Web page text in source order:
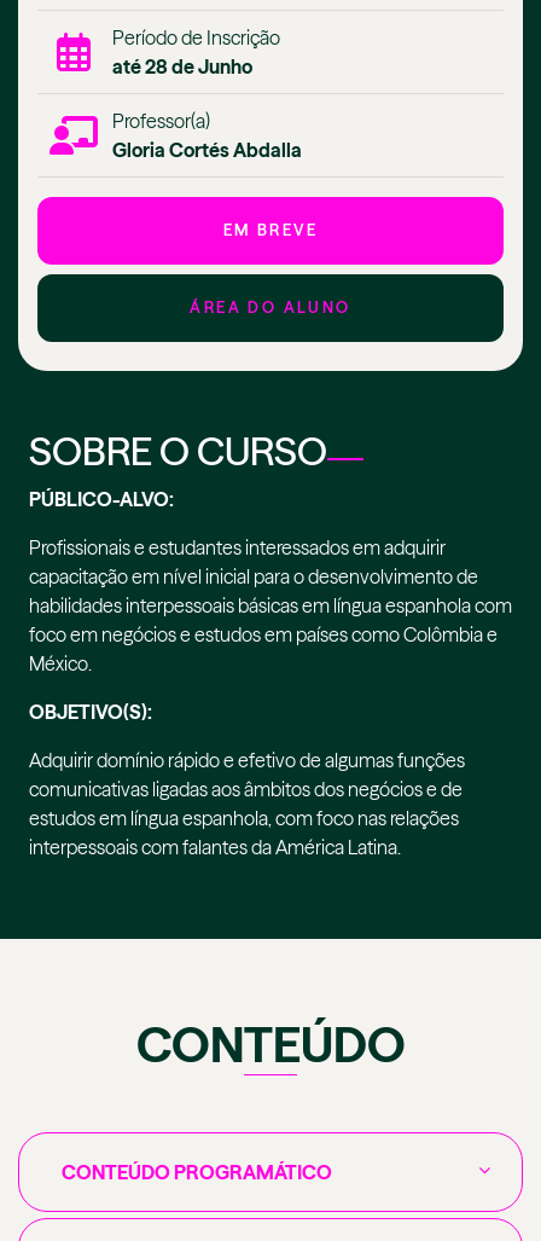
Período de Inscrição
até 28 de Junho
Professor(a)
Gloria Cortés Abdalla
EM BREVE
ÁREA DO ALUNO
SOBRE O CURSO
PÚBLICO-ALVO:
Profissionais e estudantes interessados em adquirir
capacitação em nível inicial para o desenvolvimento de
habilidades interpessoais básicas em língua espanhola com
foco em negócios e estudos em países como Colômbia e
México.
OBJETIVO(S):
Adquirir domínio rápido e efetivo de algumas funções
comunicativas ligadas aos âmbitos dos negócios e de
estudos em língua espanhola, com foco nas relações
interpessoais com falantes da América Latina.
CONTEÚDO
CONTEÚDO PROGRAMÁTICO